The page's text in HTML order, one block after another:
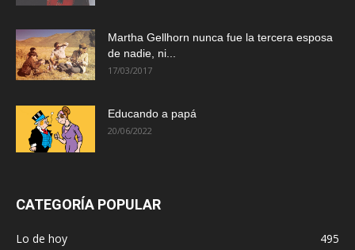
Martha Gellhorn nunca fue la tercera esposa
de nadie, ni...
17/03/2017
Educando a papá
20/06/2022
CATEGORÍA POPULAR
Lo de hoy
495